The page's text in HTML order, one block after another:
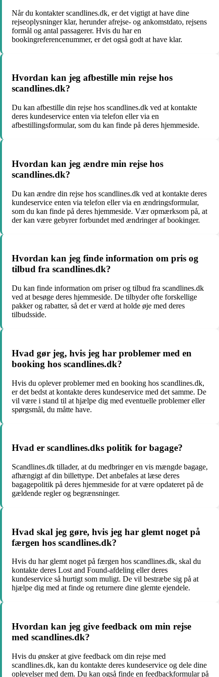
Når du kontakter scandlines.dk, er det vigtigt at have dine
rejseoplysninger klar, herunder afrejse- og ankomstdato, rejsens
formål og antal passagerer. Hvis du har en
bookingreferencenummer, er det også godt at have klar.
Hvordan kan jeg afbestille min rejse hos
scandlines.dk?
Du kan afbestille din rejse hos scandlines.dk ved at kontakte
deres kundeservice enten via telefon eller via en
afbestillingsformular, som du kan finde på deres hjemmeside.
Hvordan kan jeg ændre min rejse hos
scandlines.dk?
Du kan ændre din rejse hos scandlines.dk ved at kontakte deres
kundeservice enten via telefon eller via en ændringsformular,
som du kan finde på deres hjemmeside. Vær opmærksom på, at
der kan være gebyrer forbundet med ændringer af bookinger.
Hvordan kan jeg finde information om pris og
tilbud fra scandlines.dk?
Du kan finde information om priser og tilbud fra scandlines.dk
ved at besøge deres hjemmeside. De tilbyder ofte forskellige
pakker og rabatter, så det er værd at holde øje med deres
tilbudsside.
Hvad gør jeg, hvis jeg har problemer med en
booking hos scandlines.dk?
Hvis du oplever problemer med en booking hos scandlines.dk,
er det bedst at kontakte deres kundeservice med det samme. De
vil være i stand til at hjælpe dig med eventuelle problemer eller
spørgsmål, du måtte have.
Hvad er scandlines.dks politik for bagage?
Scandlines.dk tillader, at du medbringer en vis mængde bagage,
afhængigt af din billettype. Det anbefales at læse deres
bagagepolitik på deres hjemmeside for at være opdateret på de
gældende regler og begrænsninger.
Hvad skal jeg gøre, hvis jeg har glemt noget på
færgen hos scandlines.dk?
Hvis du har glemt noget på færgen hos scandlines.dk, skal du
kontakte deres Lost and Found-afdeling eller deres
kundeservice så hurtigt som muligt. De vil bestræbe sig på at
hjælpe dig med at finde og returnere dine glemte ejendele.
Hvordan kan jeg give feedback om min rejse
med scandlines.dk?
Hvis du ønsker at give feedback om din rejse med
scandlines.dk, kan du kontakte deres kundeservice og dele dine
oplevelser med dem. Du kan også finde en feedbackformular på